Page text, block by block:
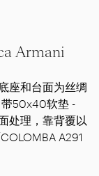
Armani
座和台面为丝绸
50x40软垫 -
处理，靠背覆以
A291